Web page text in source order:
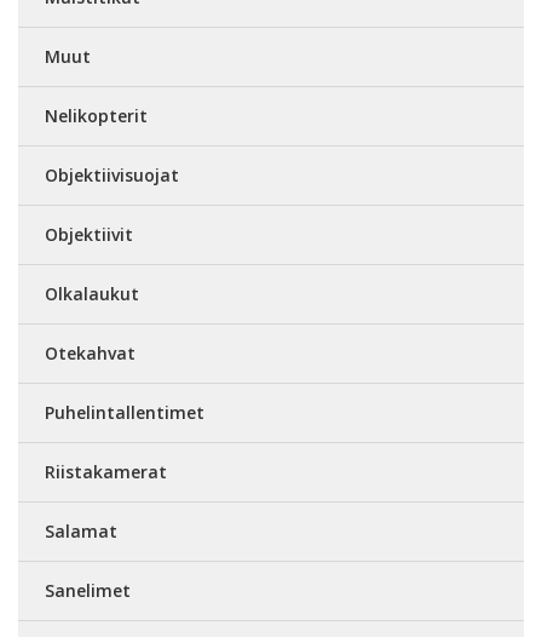
Muut
Nelikopterit
Objektiivisuojat
Objektiivit
Olkalaukut
Otekahvat
Puhelintallentimet
Riistakamerat
Salamat
Sanelimet